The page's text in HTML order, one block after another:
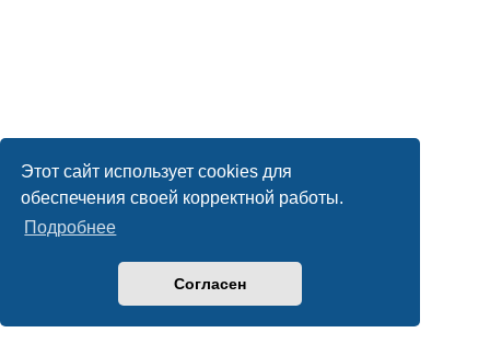
Этот сайт использует cookies для
обеспечения своей корректной работы.
Подробнее
Согласен